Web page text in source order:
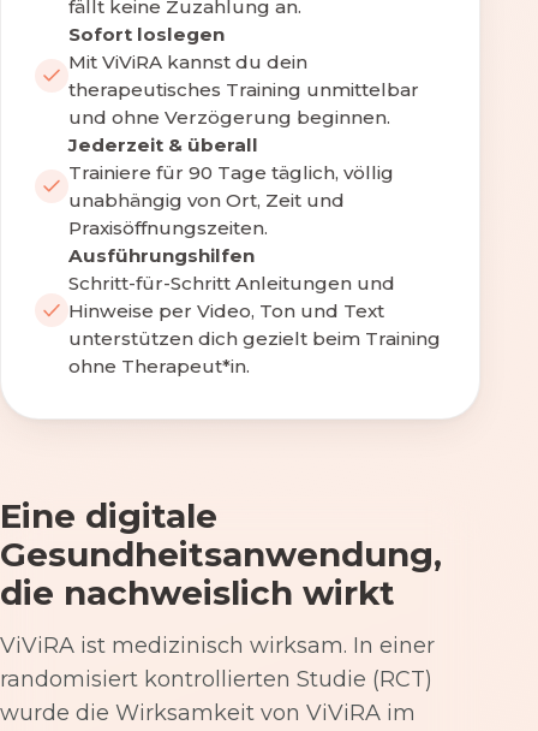
fällt keine Zuzahlung an.
Sofort loslegen
Mit ViViRA kannst du dein
therapeutisches Training unmittelbar
und ohne Verzögerung beginnen.
Jederzeit & überall
Trainiere für 90 Tage täglich, völlig
unabhängig von Ort, Zeit und
Praxisöffnungszeiten.
Ausführungshilfen
Schritt-für-Schritt Anleitungen und
Hinweise per Video, Ton und Text
unterstützen dich gezielt beim Training
ohne Therapeut*in.
Eine digitale
Gesundheitsanwendung,
die nachweislich wirkt
ViViRA ist medizinisch wirksam. In einer
randomisiert kontrollierten Studie (RCT)
wurde die Wirksamkeit von ViViRA im